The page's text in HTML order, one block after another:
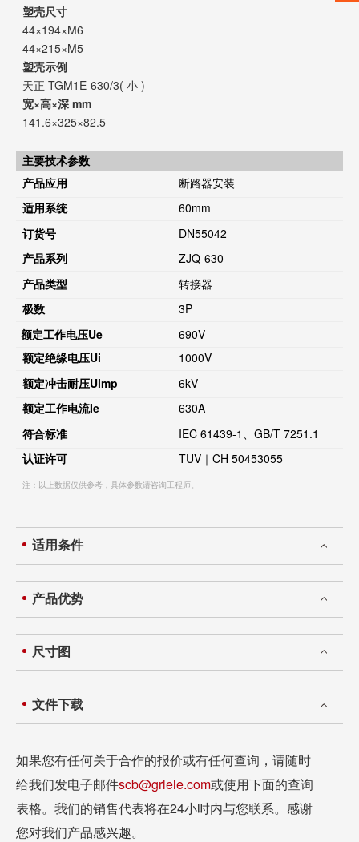
塑壳尺寸
44×194×M6
44×215×M5
塑壳示例
天正 TGM1E-630/3( 小 )
宽×高×深 mm
141.6×325×82.5
主要技术参数
产品应用
断路器安装
适用系统
60mm
订货号
DN55042
产品系列
ZJQ-630
产品类型
转接器
极数
3P
额定工作电压Ue
690V
额定绝缘电压Ui
1000V
额定冲击耐压Uimp
6kV
额定工作电流Ie
630A
符合标准
IEC 61439-1、GB/T 7251.1
认证许可
TUV｜CH 50453055
注：以上数据仅供参考，具体参数请咨询工程师。
适用条件
产品优势
尺寸图
文件下载
如果您有任何关于合作的报价或有任何查询，请随时
给我们发电子邮件scb@grlele.com或使用下面的查询
表格。我们的销售代表将在24小时内与您联系。感谢
您对我们产品感兴趣。